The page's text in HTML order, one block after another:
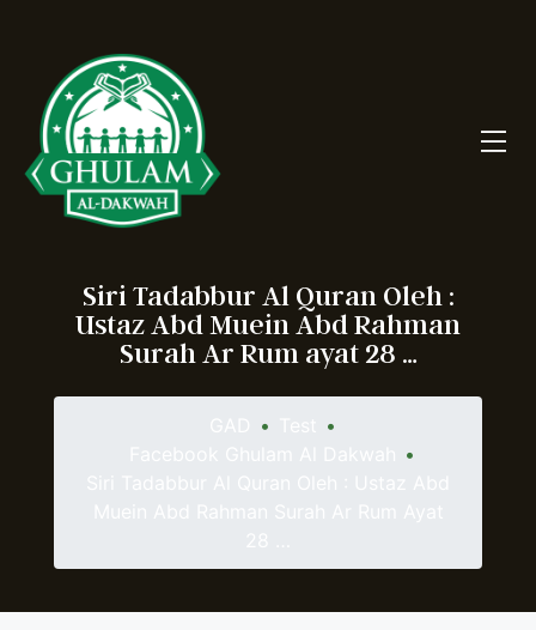
Siri Tadabbur Al Quran Oleh :
Ustaz Abd Muein Abd Rahman
Surah Ar Rum ayat 28 …
•
•
•